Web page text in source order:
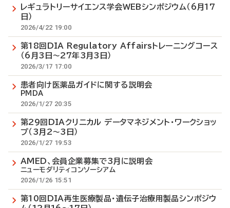
レギュラトリーサイエンス学会WEBシンポジウム（6月17
日）
2026/4/22 19:00
第18回DIA Regulatory Affairsトレーニングコース
（6月3日～27年3月3日）
2026/3/17 17:00
患者向け医薬品ガイドに関する説明会
PMDA
2026/1/27 20:35
第29回DIAクリニカル データマネジメント・ワークショッ
プ（3月2～3日）
2026/1/27 19:53
AMED、会員企業募集で3月に説明会
ニューモダリティコンソーシアム
2026/1/26 15:51
第10回DIA再生医療製品・遺伝子治療用製品シンポジウ